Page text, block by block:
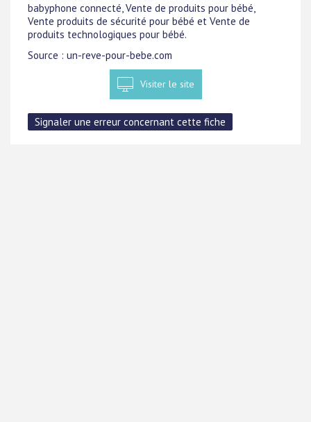
babyphone connecté, Vente de produits pour bébé,
Vente produits de sécurité pour bébé et Vente de
produits technologiques pour bébé.
Source : un-reve-pour-bebe.com
Visiter le site